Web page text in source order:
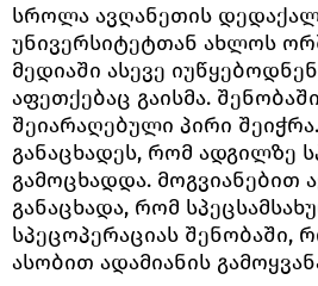
სროლა ავღანეთის
უნივერსიტეტთან ახლოს
მედიაში ასევე
აფეთქებაც გაისმა.
შეიარაღებული პირი
განაცხადეს, რომ ადგილზე
გამოცხადდა. მოგვიანებით
განაცხადა, რომ
სპეცოპერაციას შენობაში,
ასობით ადამიანის